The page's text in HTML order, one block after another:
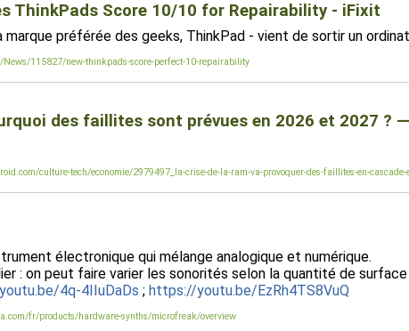
ThinkPads Score 10/10 for Repairability - iFixit
préférée des geeks, ThinkPad - vient de sortir un
115827/new-thinkpads-score-perfect-10-repairability
des faillites sont prévues en 2026 et 2027 ?
culture-tech/economie/2979497_la-crise-de-la-ram-va-provoquer-des-faillites-en-
électronique qui mélange analogique et numérique.
: on peut faire varier les sonorités selon la quantité de
4q-4IIuDaDs ; https://youtu.be/EzRh4TS8VuQ
fr/products/hardware-synths/microfreak/overview